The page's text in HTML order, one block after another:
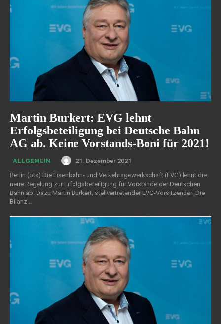
Martin Burkert: EVG lehnt
Erfolgsbeteiligung bei Deutsche Bahn
AG ab. Keine Vorstands-Boni für 2021!
ALLGEMEIN
21. Dezember 2021
Berlin (ots) Die Eisenbahn- und Verkehrsgewerkschaft (EVG) lehnt die
neue Regelung zur Erfolgsbeteiligung für Vorstände der Deutschen
Bahn ab. Dazu Martin Burkert, stellvertretender EVG-Vorsitzender: Die
Bilanz...